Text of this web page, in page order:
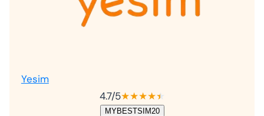
Yesim
4.7/5★★★★★
★
MYBESTSIM20